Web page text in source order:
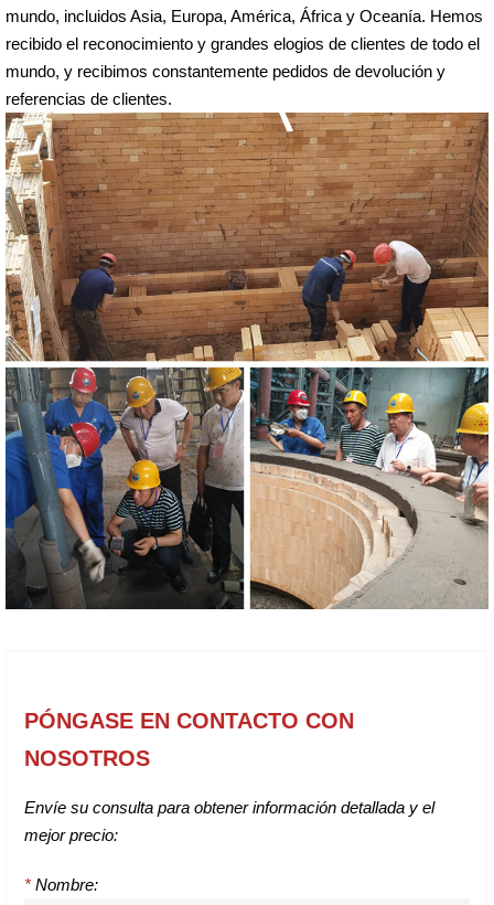
mundo, incluidos Asia, Europa, América, África y Oceanía. Hemos
recibido el reconocimiento y grandes elogios de clientes de todo el
mundo, y recibimos constantemente pedidos de devolución y
referencias de clientes.
PÓNGASE EN CONTACTO CON
NOSOTROS
Envíe su consulta para obtener información detallada y el
mejor precio:
* Nombre: